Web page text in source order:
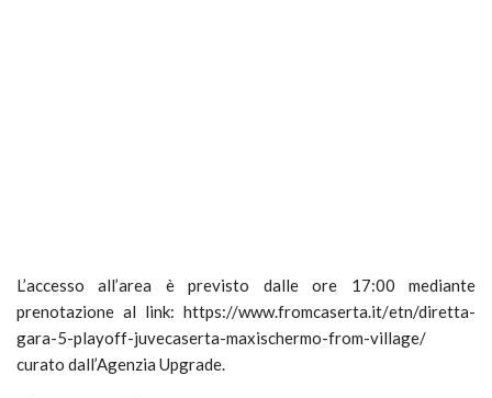
L’accesso all’area è previsto dalle ore 17:00 mediante
prenotazione al link: https://www.fromcaserta.it/etn/diretta-
gara-5-playoff-juvecaserta-maxischermo-from-village/
curato dall’Agenzia Upgrade.